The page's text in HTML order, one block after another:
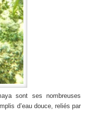
sont ses nombreuses
d’eau douce, reliés par